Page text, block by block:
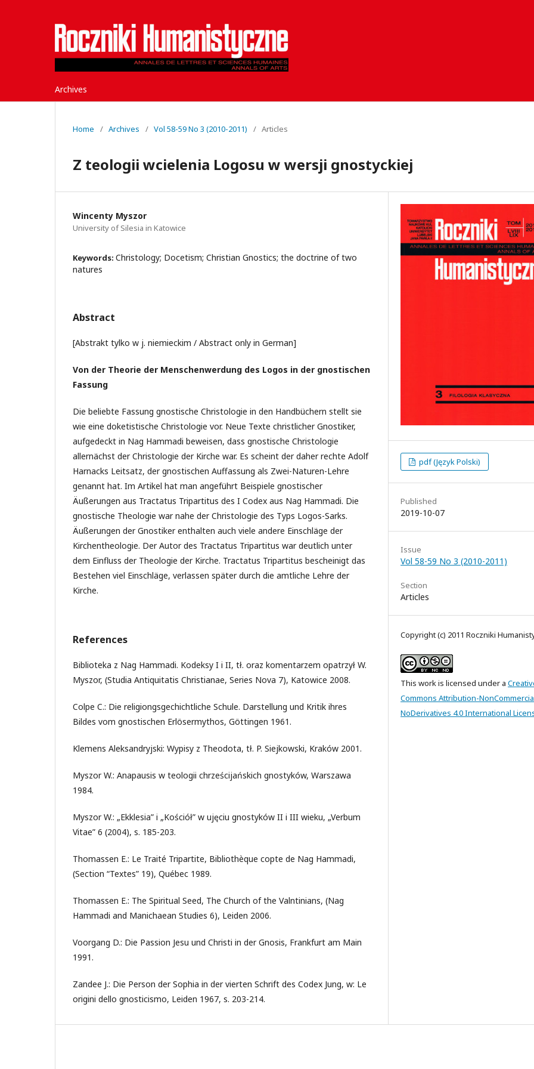
Archives
Home / Archives / Vol 58-59 No 3 (2010-2011) / Articles
Z teologii wcielenia Logosu w wersji gnostyckiej
Wincenty Myszor
University of Silesia in Katowice
Keywords: Christology; Docetism; Christian Gnostics; the doctrine of two
natures
Abstract
[Abstrakt tylko w j. niemieckim / Abstract only in German]
Von der Theorie der Menschenwerdung des Logos in der gnostischen
Fassung
Die beliebte Fassung gnostische Christologie in den Handbüchern stellt sie
wie eine doketistische Christologie vor. Neue Texte christlicher Gnostiker,
aufgedeckt in Nag Hammadi beweisen, dass gnostische Christologie
allernächst der Christologie der Kirche war. Es scheint der daher rechte Adolf
Harnacks Leitsatz, der gnostischen Auffassung als Zwei-Naturen-Lehre
genannt hat. Im Artikel hat man angeführt Beispiele gnostischer
Äußerungen aus Tractatus Tripartitus des I Codex aus Nag Hammadi. Die
gnostische Theologie war nahe der Christologie des Typs Logos-Sarks.
Äußerungen der Gnostiker enthalten auch viele andere Einschläge der
Kirchentheologie. Der Autor des Tractatus Tripartitus war deutlich unter
dem Einfluss der Theologie der Kirche. Tractatus Tripartitus bescheinigt das
Bestehen viel Einschläge, verlassen später durch die amtliche Lehre der
Kirche.
References
Biblioteka z Nag Hammadi. Kodeksy I i II, tł. oraz komentarzem opatrzył W.
Myszor, (Studia Antiquitatis Christianae, Series Nova 7), Katowice 2008.
Colpe C.: Die religiongsgechichtliche Schule. Darstellung und Kritik ihres
Bildes vom gnostischen Erlösermythos, Göttingen 1961.
Klemens Aleksandryjski: Wypisy z Theodota, tł. P. Siejkowski, Kraków 2001.
Myszor W.: Anapausis w teologii chrześcijańskich gnostyków, Warszawa
1984.
Myszor W.: „Ekklesia” i „Kościół” w ujęciu gnostyków II i III wieku, „Verbum
Vitae” 6 (2004), s. 185-203.
Thomassen E.: Le Traité Tripartite, Bibliothèque copte de Nag Hammadi,
(Section “Textes” 19), Québec 1989.
Thomassen E.: The Spiritual Seed, The Church of the Valntinians, (Nag
Hammadi and Manichaean Studies 6), Leiden 2006.
Voorgang D.: Die Passion Jesu und Christi in der Gnosis, Frankfurt am Main
1991.
Zandee J.: Die Person der Sophia in der vierten Schrift des Codex Jung, w: Le
origini dello gnosticismo, Leiden 1967, s. 203-214.
pdf (Język Polski)
Published
2019-10-07
Issue
Vol 58-59 No 3 (2010-2011)
Section
Articles
Copyright (c) 2011 Roczniki
This work is licensed under a
Commons Attribution-
NoDerivatives 4.0 International